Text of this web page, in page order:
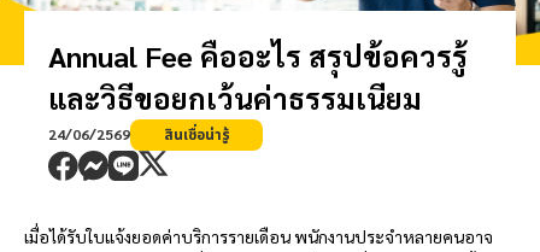
Annual Fee คืออะไร สรุปข้อควรรู้
และวิธีขอยกเว้นค่าธรรมเนียม
24/06/2569 สินเชื่อน่ารู้
เมื่อได้รับใบแจ้งยอดค่าบริการรายเดือน พนักงานประจำหลายคนอาจ